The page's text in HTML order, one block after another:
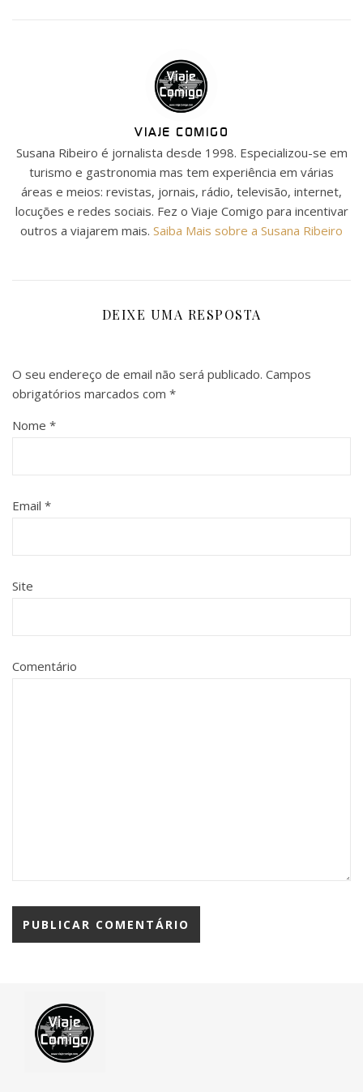
VIAJE COMIGO
Susana Ribeiro é jornalista desde 1998. Especializou-se em
turismo e gastronomia mas tem experiência em várias
áreas e meios: revistas, jornais, rádio, televisão, internet,
locuções e redes sociais. Fez o Viaje Comigo para incentivar
outros a viajarem mais. Saiba Mais sobre a Susana Ribeiro
DEIXE UMA RESPOSTA
O seu endereço de email não será publicado. Campos
obrigatórios marcados com *
Nome *
Email *
Site
Comentário